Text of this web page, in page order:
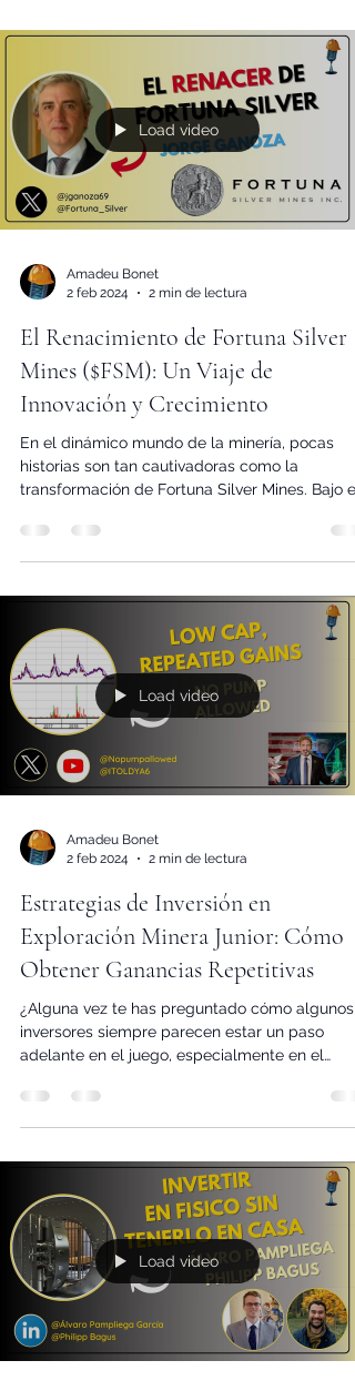
Load video
2 feb 2024
2 min de lectura
El Renacimiento de Fortuna Silver
Mines ($FSM): Un Viaje de
Innovación y Crecimiento
En el dinámico mundo de la minería, pocas
transformación de Fortuna Silver Mines. Bajo
2 feb 2024
2 min de lectura
Estrategias de Inversión en
Exploración Minera Junior: Cómo
Obtener Ganancias Repetitivas
¿Alguna vez te has preguntado cómo algunos
adelante en el juego, especialmente en el
volátil...